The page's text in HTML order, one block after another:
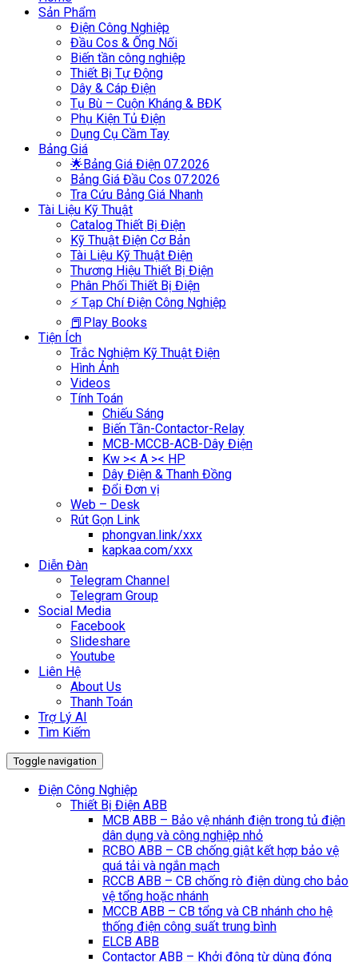
Sản Phẩm
Điện Công Nghiệp
Đầu Cos & Ống Nối
Biến tần công nghiệp
Thiết Bị Tự Động
Dây & Cáp Điện
Tụ Bù – Cuộn Kháng & BĐK
Phụ Kiện Tủ Điện
Dụng Cụ Cầm Tay
Bảng Giá
🌟Bảng Giá Điện 07.2026
Bảng Giá Đầu Cos 07.2026
Tra Cứu Bảng Giá Nhanh
Tài Liệu Kỹ Thuật
Catalog Thiết Bị Điện
Kỹ Thuật Điện Cơ Bản
Tài Liệu Kỹ Thuật Điện
Thương Hiệu Thiết Bị Điện
Phân Phối Thiết Bị Điện
⚡ Tạp Chí Điện Công Nghiệp
📕Play Books
Tiện Ích
Trắc Nghiệm Kỹ Thuật Điện
Hình Ảnh
Videos
Tính Toán
Chiếu Sáng
Biến Tần-Contactor-Relay
MCB-MCCB-ACB-Dây Điện
Kw >< A >< HP
Dây Điện & Thanh Đồng
Đổi Đơn vị
Web – Desk
Rút Gọn Link
phongvan.link/xxx
kapkaa.com/xxx
Diễn Đàn
Telegram Channel
Telegram Group
Social Media
Facebook
Slideshare
Youtube
Liên Hệ
About Us
Thanh Toán
Trợ Lý AI
Tìm Kiếm
Toggle navigation
Điện Công Nghiệp
Thiết Bị Điện ABB
MCB ABB – Bảo vệ nhánh điện trong tủ điện
dân dụng và công nghiệp nhỏ
RCBO ABB – CB chống giật kết hợp bảo vệ
quá tải và ngắn mạch
RCCB ABB – CB chống rò điện dùng cho bảo
vệ tổng hoặc nhánh
MCCB ABB – CB tổng và CB nhánh cho hệ
thống điện công suất trung bình
ELCB ABB
Contactor ABB – Khởi động từ dùng đóng